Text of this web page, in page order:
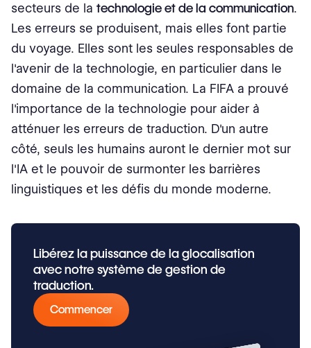
secteurs de la technologie et de la communication.
Les erreurs se produisent, mais elles font partie
du voyage. Elles sont les seules responsables de
l'avenir de la technologie, en particulier dans le
domaine de la communication. La FIFA a prouvé
l'importance de la technologie pour aider à
atténuer les erreurs de traduction. D'un autre
côté, seuls les humains auront le dernier mot sur
l'IA et le pouvoir de surmonter les barrières
linguistiques et les défis du monde moderne.
Libérez la puissance de la glocalisation
avec notre système de gestion de
traduction.
Commencer